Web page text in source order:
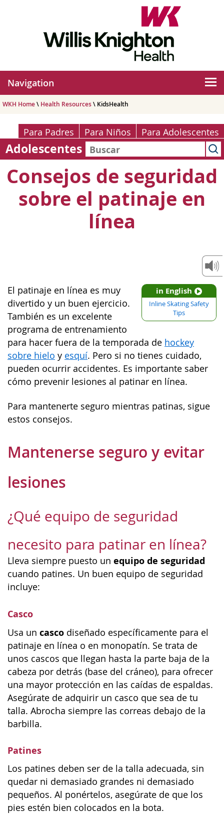
Navigation
WKH Home\ Health Resources\ KidsHealth
Para Padres Para Niños Para Adolescentes
Adolescentes
Consejos de seguridad
sobre el patinaje en
línea
in English
Inline Skating Safety
Tips
El patinaje en línea es muy
divertido y un buen ejercicio.
También es un excelente
programa de entrenamiento
para hacer fuera de la temporada de hockey
sobre hielo y esquí. Pero si no tienes cuidado,
pueden ocurrir accidentes. Es importante saber
cómo prevenir lesiones al patinar en línea.
Para mantenerte seguro mientras patinas, sigue
estos consejos.
Mantenerse seguro y evitar
lesiones
¿Qué equipo de seguridad
necesito para patinar en línea?
Lleva siempre puesto un equipo de seguridad
cuando patines. Un buen equipo de seguridad
incluye:
Casco
Usa un casco diseñado específicamente para el
patinaje en línea o en monopatín. Se trata de
unos cascos que llegan hasta la parte baja de la
cabeza por detrás (base del cráneo), para ofrecer
una mayor protección en las caídas de espaldas.
Asegúrate de adquirir un casco que sea de tu
talla. Abrocha siempre las correas debajo de la
barbilla.
Patines
Los patines deben ser de la talla adecuada, sin
quedar ni demasiado grandes ni demasiado
pequeños. Al ponértelos, asegúrate de que los
pies estén bien colocados en la bota.